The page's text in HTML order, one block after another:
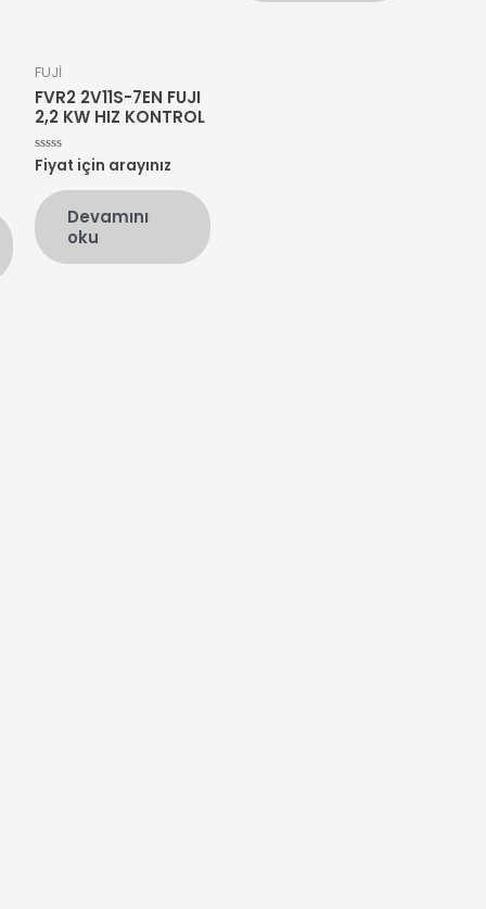
FUJİ
FVR2 2V11S-7EN FUJI
2,2 KW HIZ KONTROL
5
üzerinden
oy
aldı
Fiyat için arayınız
Devamını
oku